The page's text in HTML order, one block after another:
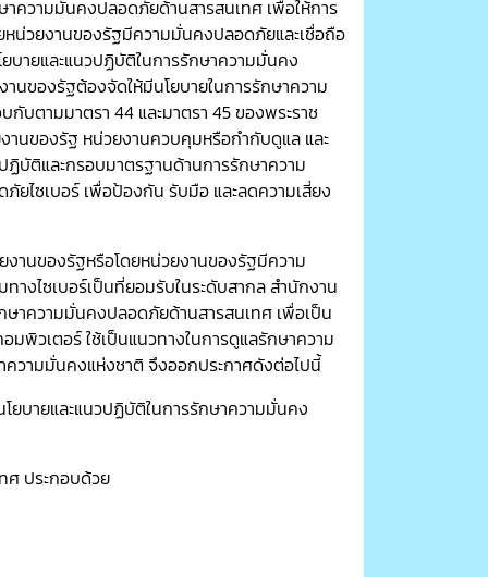
ความมั่นคงปลอดภัยด้านสารสนเทศ เพื่อให้การ
น่วยงานของรัฐมีความมั่นคงปลอดภัยและเชื่อถือ
บายและแนวปฏิบัติในการรักษาความมั่นคง
นของรัฐต้องจัดให้มีนโยบายในการรักษาความ
ตามมาตรา 44 และมาตรา 45 ของพระราช
นของรัฐ หน่วยงานควบคุมหรือกำกับดูแล และ
บัติและกรอบมาตรฐานด้านการรักษาความ
ไซเบอร์ เพื่อป้องกัน รับมือ และลดความเสี่ยง
านของรัฐหรือโดยหน่วยงานของรัฐมีความ
งไซเบอร์เป็นที่ยอมรับในระดับสากล สำนักงาน
าความมั่นคงปลอดภัยด้านสารสนเทศ เพื่อเป็น
มพิวเตอร์ ใช้เป็นแนวทางในการดูแลรักษาความ
วามมั่นคงแห่งชาติ จึงออกประกาศดังต่อไปนี้
ยบายและแนวปฏิบัติในการรักษาความมั่นคง
ศ ประกอบด้วย